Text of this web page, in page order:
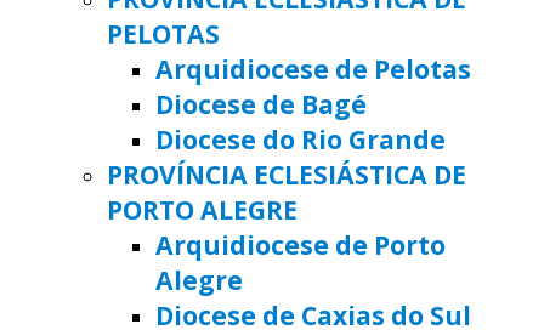
PELOTAS
Arquidiocese de Pelotas
Diocese de Bagé
Diocese do Rio Grande
PROVÍNCIA ECLESIÁSTICA DE
PORTO ALEGRE
Arquidiocese de Porto
Alegre
Diocese de Caxias do Sul